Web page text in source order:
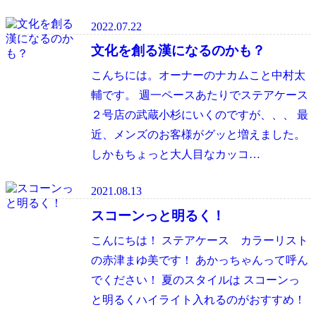
2022.07.22
文化を創る漢になるのかも？
こんちには。オーナーのナカムこと中村太
輔です。 週一ペースあたりでステアケース
２号店の武蔵小杉にいくのですが、、、 最
近、メンズのお客様がグッと増えました。
しかもちょっと大人目なカッコ…
2021.08.13
スコーンっと明るく！
こんにちは！ ステアケース カラーリスト
の赤津まゆ美です！ あかっちゃんって呼ん
でください！ 夏のスタイルは スコーンっ
と明るくハイライト入れるのがおすすめ！